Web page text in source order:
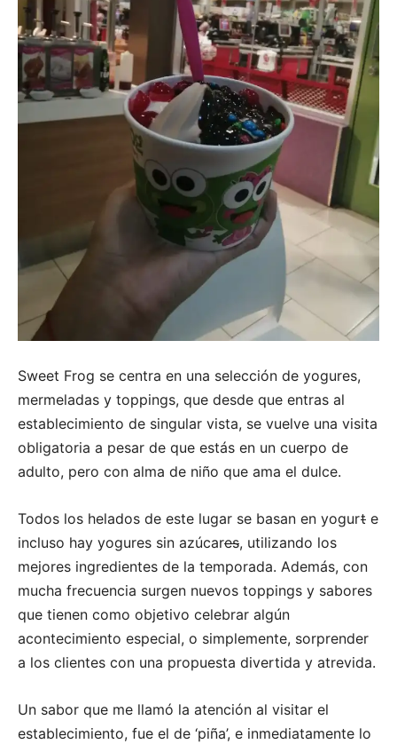
Sweet Frog se centra en una selección de yogures,
mermeladas y toppings, que desde que entras al
establecimiento de singular vista, se vuelve una visita
obligatoria a pesar de que estás en un cuerpo de
adulto, pero con alma de niño que ama el dulce.
Todos los helados de este lugar se basan en yogurt e
incluso hay yogures sin azúcares, utilizando los
mejores ingredientes de la temporada. Además, con
mucha frecuencia surgen nuevos toppings y sabores
que tienen como objetivo celebrar algún
acontecimiento especial, o simplemente, sorprender
a los clientes con una propuesta divertida y atrevida.
Un sabor que me llamó la atención al visitar el
establecimiento, fue el de ‘piña’, e inmediatamente lo